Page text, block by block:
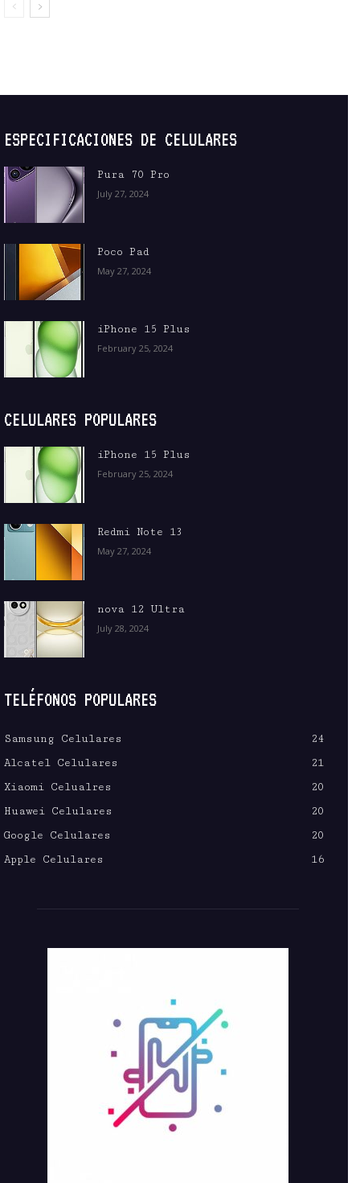
ESPECIFICACIONES DE CELULARES
Pura 70 Pro
July 27, 2024
Poco Pad
May 27, 2024
iPhone 15 Plus
February 25, 2024
CELULARES POPULARES
iPhone 15 Plus
February 25, 2024
Redmi Note 13
May 27, 2024
nova 12 Ultra
July 28, 2024
TELÉFONOS POPULARES
Samsung Celulares
24
Alcatel Celulares
21
Xiaomi Celualres
20
Huawei Celulares
20
Google Celulares
20
Apple Celulares
16